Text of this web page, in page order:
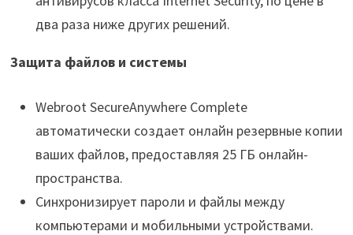
два раза ниже других решений.
Защита файлов и системы
Webroot SecureAnywhere Complete
автоматически создает онлайн резервные копии
ваших файлов, предоставляя 25 ГБ онлайн-
пространства.
Синхронизирует пароли и файлы между
компьютерами и мобильными устройствами.